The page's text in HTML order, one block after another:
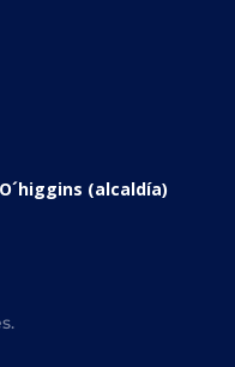
(alcaldía)